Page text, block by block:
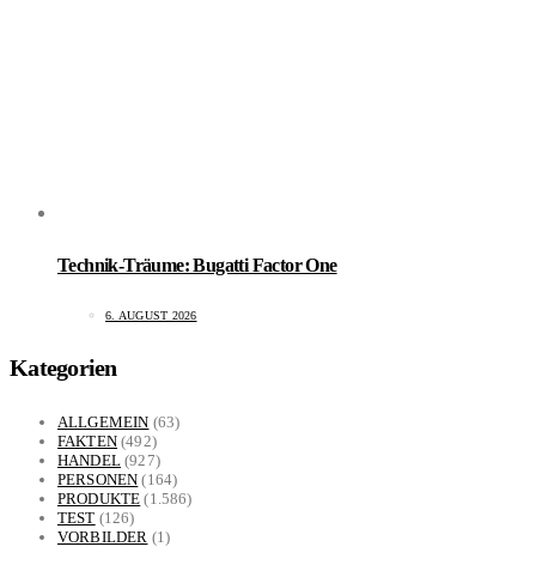
Technik-Träume: Bugatti Factor One
6. AUGUST 2026
Kategorien
ALLGEMEIN (63)
FAKTEN(492)
HANDEL(927)
PERSONEN (164)
PRODUKTE (1.586)
TEST (126)
VORBILDER (1)